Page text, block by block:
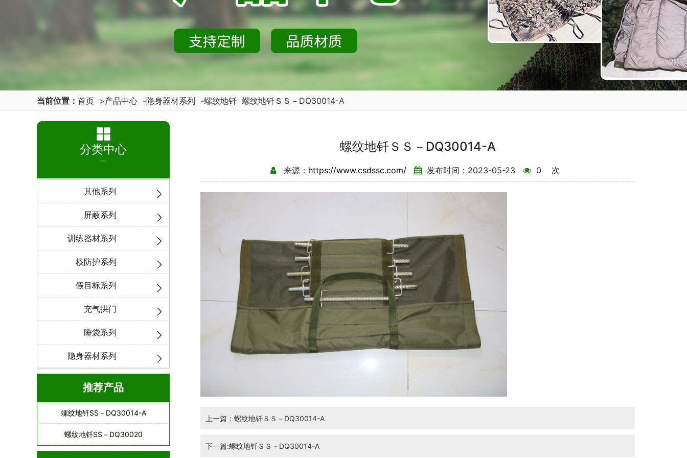
当前位置： 首页 >产品中心 -隐身器材系列 -螺纹地钎 螺纹地钎ＳＳ－DQ30014-A
螺纹地钎ＳＳ－DQ30014-A
来源： https://www.csdssc.com/ 发布时间：2023-05-23 0 次
上一篇：螺纹地钎ＳＳ－DQ30014-A
下一篇:螺纹地钎ＳＳ－DQ30014-A
分类中心
PRODUCT
其他系列
屏蔽系列
训练器材系列
核防护系列
假目标系列
充气拱门
睡袋系列
隐身器材系列
推荐产品
螺纹地钎SS－DQ30014-A
螺纹地钎SS－DQ30020